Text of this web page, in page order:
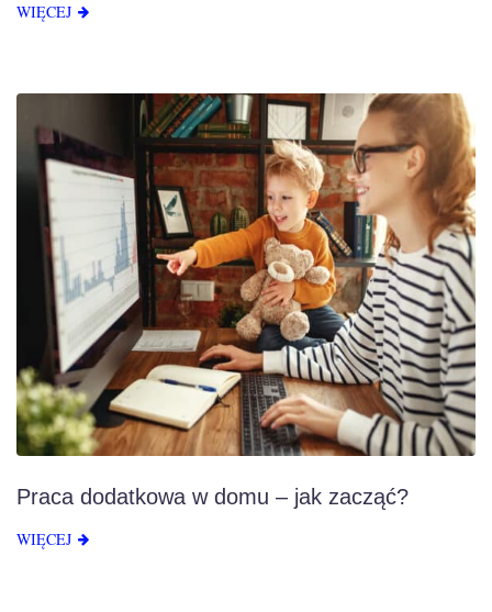
WIĘCEJ
Praca dodatkowa w domu – jak zacząć?
WIĘCEJ